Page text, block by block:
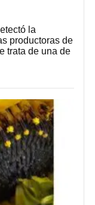
la
productoras de
trata de una de